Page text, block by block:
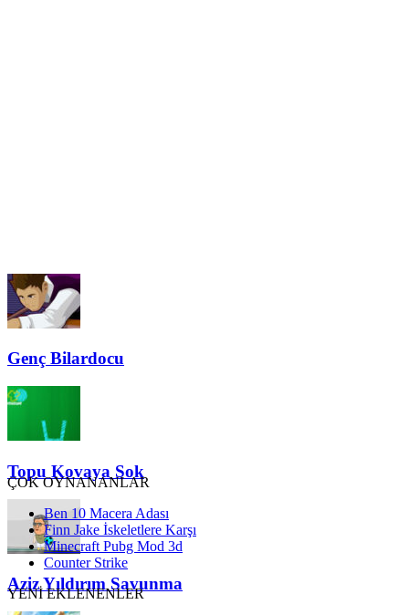
Genç Bilardocu
Topu Kovaya Sok
Aziz Yıldırım Savunma
ÇOK OYNANANLAR
Ben 10 Macera Adası
Finn Jake İskeletlere Karşı
Minecraft Pubg Mod 3d
Counter Strike
YENİ EKLENENLER